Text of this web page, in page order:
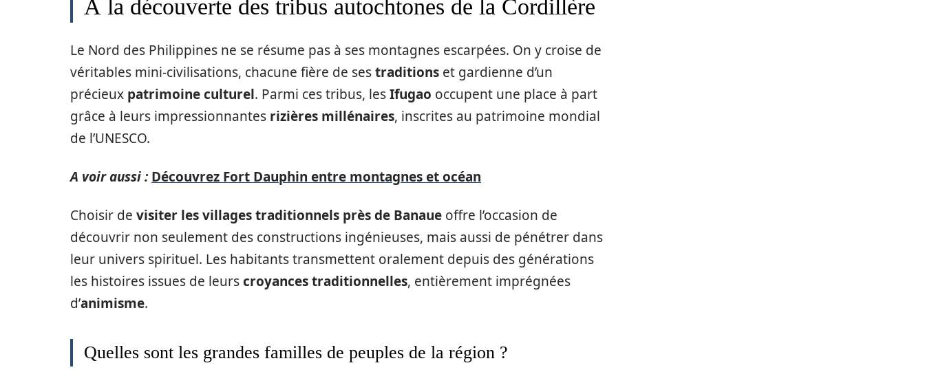
À la découverte des tribus autochtones de la Cordillère
Le Nord des Philippines ne se résume pas à ses montagnes escarpées. On y croise de
véritables mini-civilisations, chacune fière de sestraditions et gardienne d’un
précieux patrimoine culturel. Parmi ces tribus, lesIfugao occupent une place à part
grâce à leurs impressionnantes rizières millénaires, inscrites au patrimoine mondial
de l’UNESCO.
A voir aussi : Découvrez Fort Dauphin entre montagnes et océan
Choisir de visiter les villages traditionnels près de Banaue offre l’occasion de
découvrir non seulement des constructions ingénieuses, mais aussi de pénétrer dans
leur univers spirituel. Les habitants transmettent oralement depuis des générations
les histoires issues de leurscroyances traditionnelles, entièrement imprégnées
d’animisme.
Quelles sont les grandes familles de peuples de la région ?